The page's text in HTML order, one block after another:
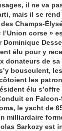
il ne va
mais il se
Champs-
l’Union corse »
Dominique
élu pour y
donateurs de
bousculent,
les
élu
en
le yacht de
milliardaire
Sarkozy est